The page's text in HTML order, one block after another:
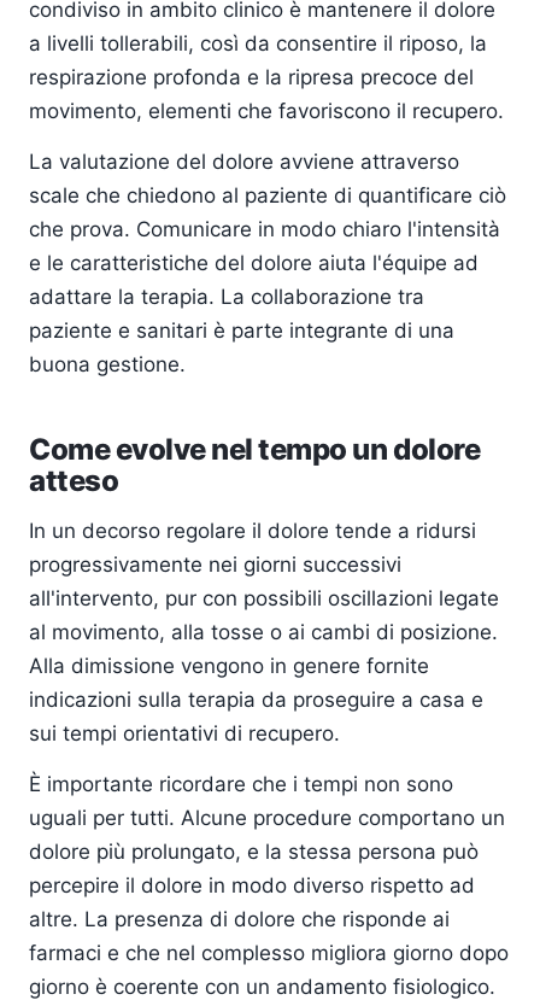
condiviso in ambito clinico è mantenere il dolore
a livelli tollerabili, così da consentire il riposo, la
respirazione profonda e la ripresa precoce del
movimento, elementi che favoriscono il recupero.
La valutazione del dolore avviene attraverso
scale che chiedono al paziente di quantificare ciò
che prova. Comunicare in modo chiaro l'intensità
e le caratteristiche del dolore aiuta l'équipe ad
adattare la terapia. La collaborazione tra
paziente e sanitari è parte integrante di una
buona gestione.
Come evolve nel tempo un dolore
atteso
In un decorso regolare il dolore tende a ridursi
progressivamente nei giorni successivi
all'intervento, pur con possibili oscillazioni legate
al movimento, alla tosse o ai cambi di posizione.
Alla dimissione vengono in genere fornite
indicazioni sulla terapia da proseguire a casa e
sui tempi orientativi di recupero.
È importante ricordare che i tempi non sono
uguali per tutti. Alcune procedure comportano un
dolore più prolungato, e la stessa persona può
percepire il dolore in modo diverso rispetto ad
altre. La presenza di dolore che risponde ai
farmaci e che nel complesso migliora giorno dopo
giorno è coerente con un andamento fisiologico.